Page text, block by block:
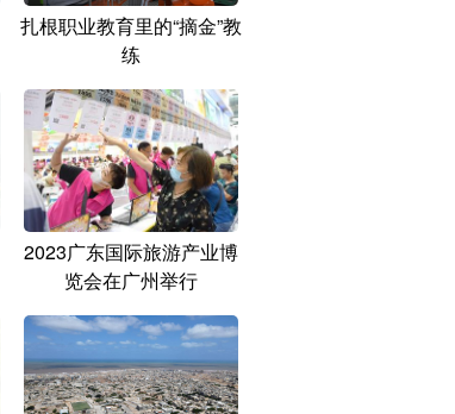
扎根职业教育里的“摘金”教
练
2023广东国际旅游产业博
览会在广州举行